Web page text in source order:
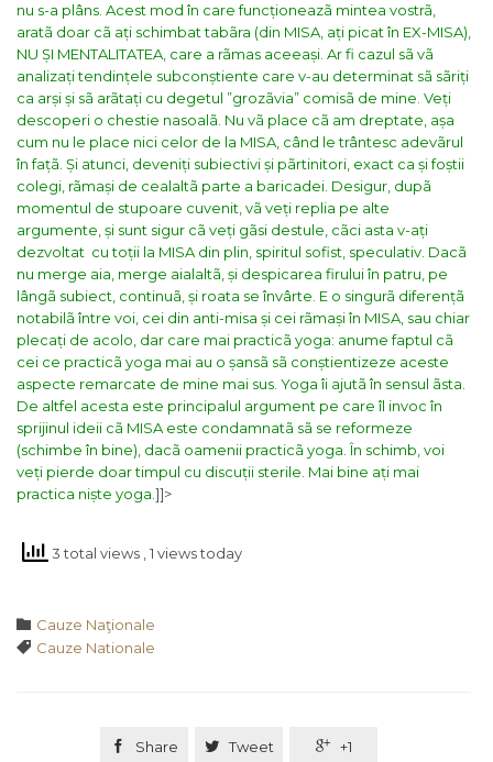
nu s-a plâns. Acest mod în care funcționeazã mintea vostrã,
aratã doar cã ați schimbat tabãra (din MISA, ați picat în EX-MISA),
NU ȘI MENTALITATEA, care a rãmas aceeași. Ar fi cazul sã vã
analizați tendințele subconștiente care v-au determinat sã sãriți
ca arși și sã arãtați cu degetul ”grozãvia” comisã de mine. Veți
descoperi o chestie nasoalã. Nu vã place cã am dreptate, așa
cum nu le place nici celor de la MISA, când le trântesc adevãrul
în fațã. Și atunci, deveniți subiectivi și pãrtinitori, exact ca și foștii
colegi, rãmași de cealaltã parte a baricadei. Desigur, dupã
momentul de stupoare cuvenit, vã veți replia pe alte
argumente, și sunt sigur cã veți gãsi destule, cãci asta v-ați
dezvoltat cu toții la MISA din plin, spiritul sofist, speculativ. Dacã
nu merge aia, merge aialaltã, și despicarea firului în patru, pe
lângã subiect, continuã, și roata se învârte. E o singurã diferențã
notabilã între voi, cei din anti-misa și cei rãmași în MISA, sau chiar
plecați de acolo, dar care mai practicã yoga: anume faptul cã
cei ce practicã yoga mai au o șansã sã conștientizeze aceste
aspecte remarcate de mine mai sus. Yoga îi ajutã în sensul ãsta.
De altfel acesta este principalul argument pe care îl invoc în
sprijinul ideii cã MISA este condamnatã sã se reformeze
(schimbe în bine), dacã oamenii practicã yoga. În schimb, voi
veți pierde doar timpul cu discuții sterile. Mai bine ați mai
practica niște yoga. ]]>
3 total views , 1 views today
 Category
Cauze Naţionale
 Tags
Cauze Nationale
 Share  Tweet  +1